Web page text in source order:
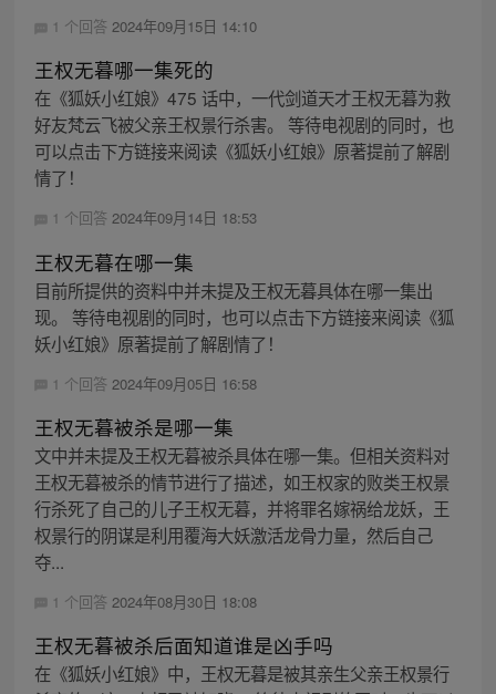
1 个回答 2024年09月15日 14:10
王权无暮哪一集死的
在《狐妖小红娘》475 话中，一代剑道天才王权无暮为救
好友梵云飞被父亲王权景行杀害。 等待电视剧的同时，也
可以点击下方链接来阅读《狐妖小红娘》原著提前了解剧
情了！
1 个回答 2024年09月14日 18:53
王权无暮在哪一集
目前所提供的资料中并未提及王权无暮具体在哪一集出
现。 等待电视剧的同时，也可以点击下方链接来阅读《狐
妖小红娘》原著提前了解剧情了！
1 个回答 2024年09月05日 16:58
王权无暮被杀是哪一集
文中并未提及王权无暮被杀具体在哪一集。但相关资料对
王权无暮被杀的情节进行了描述，如王权家的败类王权景
行杀死了自己的儿子王权无暮，并将罪名嫁祸给龙妖，王
权景行的阴谋是利用覆海大妖激活龙骨力量，然后自己
夺...
1 个回答 2024年08月30日 18:08
王权无暮被杀后面知道谁是凶手吗
在《狐妖小红娘》中，王权无暮是被其亲生父亲王权景行